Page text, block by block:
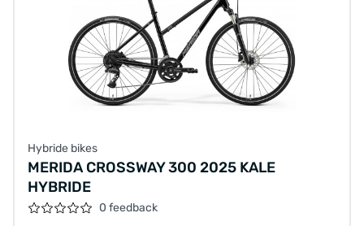
Hybride bikes
MERIDA CROSSWAY 300 2025 KALE
HYBRIDE
0 feedback